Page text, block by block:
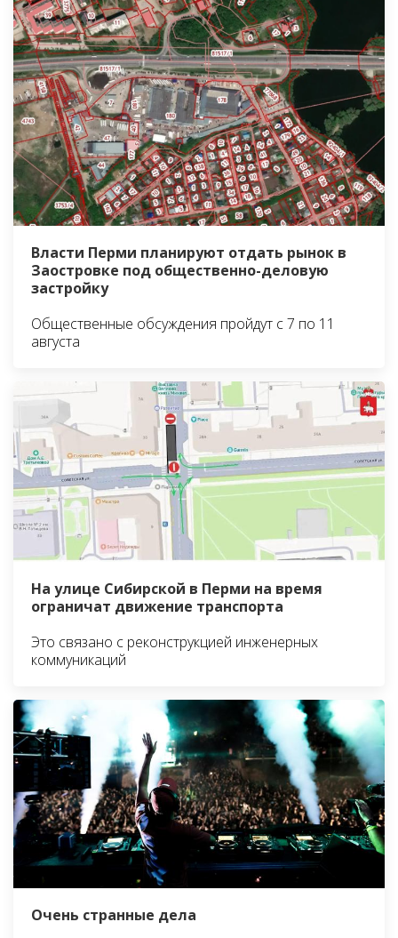
Власти Перми планируют отдать рынок в
Заостровке под общественно-деловую
застройку
Общественные обсуждения пройдут с 7 по 11
августа
На улице Сибирской в Перми на время
ограничат движение транспорта
Это связано с реконструкцией инженерных
коммуникаций
Очень странные дела